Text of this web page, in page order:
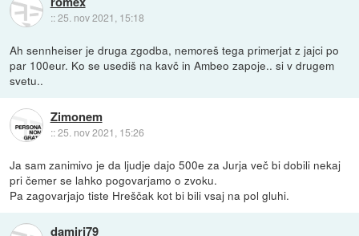
::25. nov 2021, 15:18
Ah sennheiser je druga zgodba, nemoreš tega primerjat z jajci po
par 100eur. Ko se usediš na kavč in Ambeo zapoje.. si v drugem
svetu..
Zimonem
::25. nov 2021, 15:26
Ja sam zanimivo je da ljudje dajo 500e za Jurja več bi dobili nekaj
pri čemer se lahko pogovarjamo o zvoku.
Pa zagovarjajo tiste Hreščak kot bi bili vsaj na pol gluhi.
damirj79